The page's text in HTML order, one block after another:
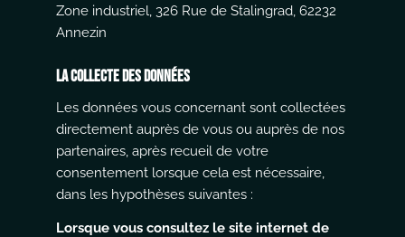
Zone industriel, 326 Rue de Stalingrad, 62232
Annezin
La collecte des données
Les données vous concernant sont collectées
directement auprès de vous ou auprès de nos
partenaires, après recueil de votre
consentement lorsque cela est nécessaire,
dans les hypothèses suivantes :
Lorsque vous consultez le site internet de